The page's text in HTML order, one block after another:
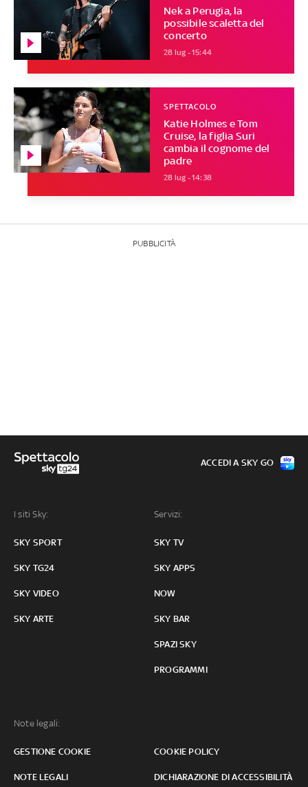
Nek a Perugia, la
possibile scaletta del
concerto
28 lug - 15:44
Katie Holmes e Tom
Cruise, la figlia Suri
cambia il cognome del
padre
SPETTACOLO
28 lug - 14:38
PUBBLICITÀ
I siti Sky:
SKY SPORT
SKY TG24
SKY VIDEO
SKY ARTE
Servizi:
SKY TV
SKY APPS
NOW
SKY BAR
SPAZI SKY
PROGRAMMI
Note legali:
GESTIONE COOKIE COOKIE POLICY
NOTE LEGALI DICHIARAZIONE DI ACCESSIBILITÀ
ACCEDI A SKY GO